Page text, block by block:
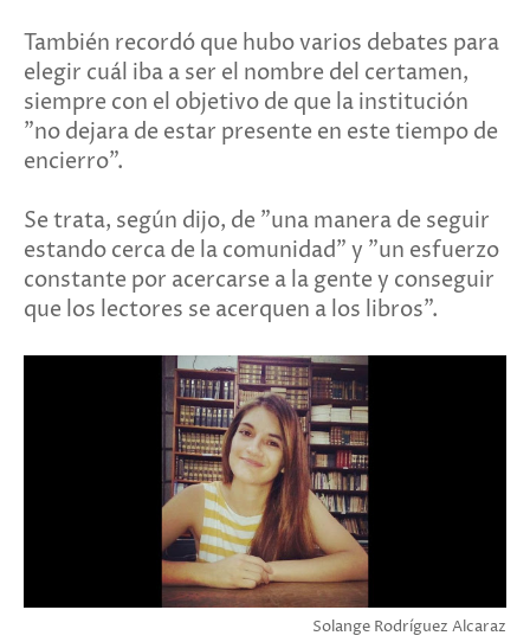
También recordó que hubo varios debates para
elegir cuál iba a ser el nombre del certamen,
siempre con el objetivo de que la institución
"no dejara de estar presente en este tiempo de
encierro".
Se trata, según dijo, de "una manera de seguir
estando cerca de la comunidad" y "un esfuerzo
constante por acercarse a la gente y conseguir
que los lectores se acerquen a los libros".
Solange Rodríguez Alcaraz